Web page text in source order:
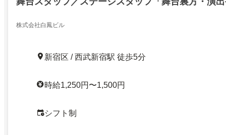
株式会社白鳳ビル
新宿区 / 西武新宿駅 徒歩5分
時給1,250円〜1,500円
シフト制